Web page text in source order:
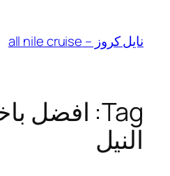
content
نايل كروز – all nile cruise
Tag: افضل
النيل